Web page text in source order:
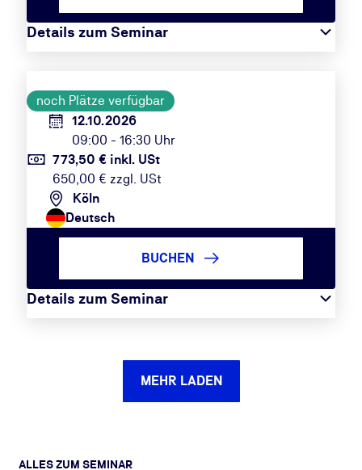
Details zum Seminar
noch Plätze verfügbar
12.10.2026
09:00 - 16:30 Uhr
773,50 € inkl. USt
650,00 € zzgl. USt
Köln
Deutsch
Details zum Seminar
BUCHEN
MEHR LADEN
ALLES ZUM SEMINAR